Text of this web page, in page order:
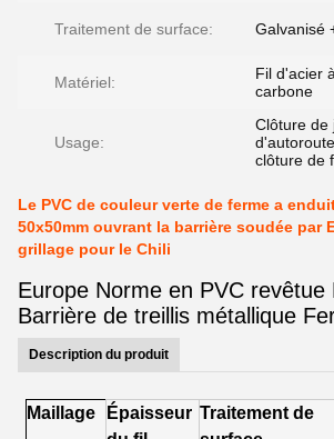
Traitement de surface: Galvanisé
Matériel:
Fil d'acier
carbone
Usage:
Clôture de
clôture de
Le PVC de couleur verte de ferme a
50x50mm ouvrant la barrière soudée par
grillage pour le Chili
Europe Norme en PVC revêtue
Barrière de treillis métallique
Description du produit
Maillage
Épaisseur Traitement de